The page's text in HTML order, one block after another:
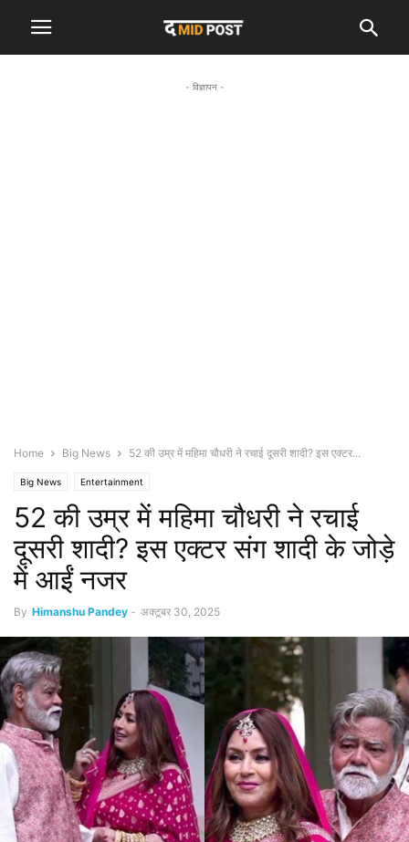
- विज्ञापन -
Home Big News 52 की उम्र में महिमा चौधरी ने रचाई दूसरी शादी? इस एक्टर...
Big News Entertainment
52 की उम्र में महिमा चौधरी ने रचाई
दूसरी शादी? इस एक्टर संग शादी के जोड़े
में आईं नजर
By Himanshu Pandey - अक्टूबर 30, 2025